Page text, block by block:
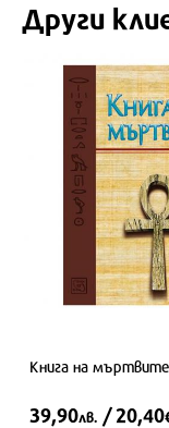
Други
Книга на мъртвите
39,90лв. / 20,40